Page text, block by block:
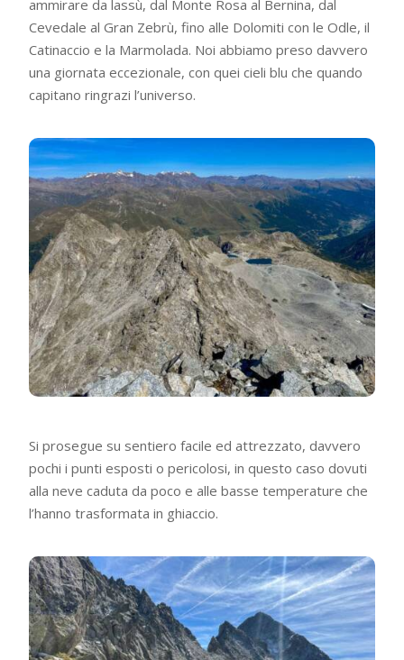
ammirare da lassù, dal Monte Rosa al Bernina, dal
Cevedale al Gran Zebrù, fino alle Dolomiti con le Odle, il
Catinaccio e la Marmolada. Noi abbiamo preso davvero
una giornata eccezionale, con quei cieli blu che quando
capitano ringrazi l’universo.
Si prosegue su sentiero facile ed attrezzato, davvero
pochi i punti esposti o pericolosi, in questo caso dovuti
alla neve caduta da poco e alle basse temperature che
l’hanno trasformata in ghiaccio.